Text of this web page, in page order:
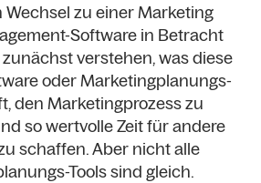
Wechsel zu einer Marketing
Software in Betracht
verstehen, was diese
oder Marketingplanungs-
den Marketingprozess zu
so wertvolle Zeit für andere
schaffen. Aber nicht alle
Tools sind gleich.